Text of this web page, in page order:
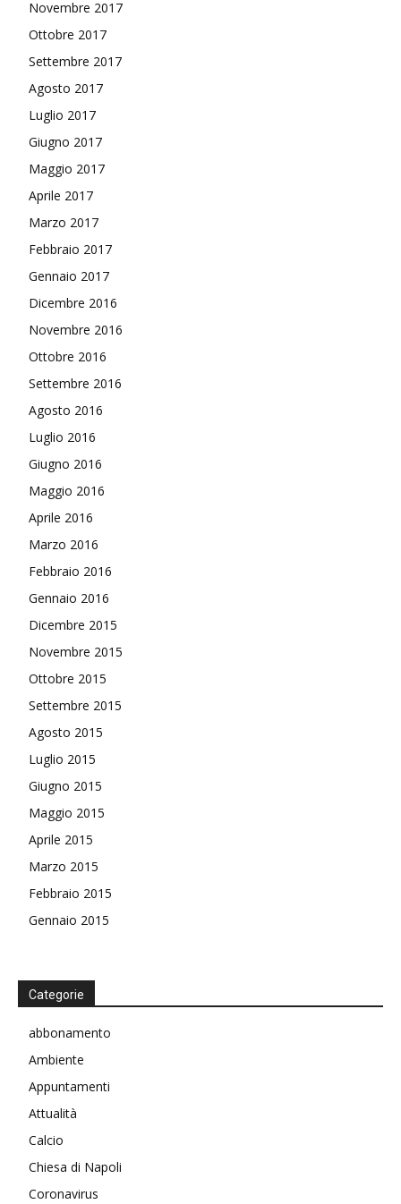
Novembre 2017
Ottobre 2017
Settembre 2017
Agosto 2017
Luglio 2017
Giugno 2017
Maggio 2017
Aprile 2017
Marzo 2017
Febbraio 2017
Gennaio 2017
Dicembre 2016
Novembre 2016
Ottobre 2016
Settembre 2016
Agosto 2016
Luglio 2016
Giugno 2016
Maggio 2016
Aprile 2016
Marzo 2016
Febbraio 2016
Gennaio 2016
Dicembre 2015
Novembre 2015
Ottobre 2015
Settembre 2015
Agosto 2015
Luglio 2015
Giugno 2015
Maggio 2015
Aprile 2015
Marzo 2015
Febbraio 2015
Gennaio 2015
Categorie
abbonamento
Ambiente
Appuntamenti
Attualità
Calcio
Chiesa di Napoli
Coronavirus